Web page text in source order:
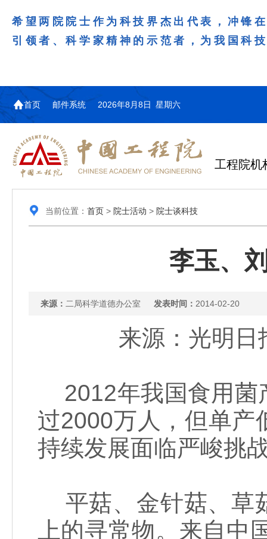
希望两院院士作为科技界杰出代表，冲锋
引领者、科学家精神的示范者，为我国科
首页 邮件系统 2026年8月8日 星期六
工程院机
当前位置： 首页> 院士活动 > 院士谈科技
李玉、
来源： 二局科学道德办公室 发表时间： 2014-02-20
来源：光明日
2012年我国食用菌
过2000万人，但单产
持续发展面临严峻
平菇、金针菇、草
上的寻常物。来自